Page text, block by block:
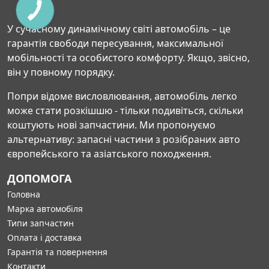
У сучасному динамічному світі автомобіль – це
гарантія свободи пересування, максимальної
мобільності та особистого комфорту. Якщо, звісно,
він у повному порядку.
Попри відоме висловлювання, автомобіль легко
може стати розкішшю - тільки подивіться, скільки
коштують нові запчастини. Ми пропонуємо
альтернативу: запасні частини з розібраних авто
європейського та азіатського походження.
ДОПОМОГА
Головна
Марка автомобіля
Типи запчастин
Оплата і доставка
Гарантія та повернення
Контакти